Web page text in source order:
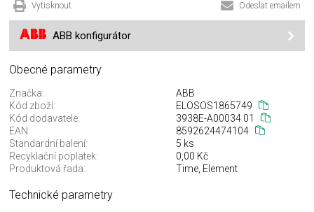
Vytisknout Odeslat emailem
ABB konfigurátor
Obecné parametry
Značka:
ABB
Kód zboží:
ELOSOS1865749
Kód dodavatele:
3938E-A00034 01
EAN:
8592624474104
Standardní balení:
5 ks
Recyklační poplatek:
0,00 Kč
Produktová řada:
Time, Element
Technické parametry